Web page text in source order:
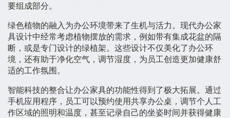
要组成部分。
绿色植物的融入为办公环境带来了生机与活力。现代办公家
具设计中经常考虑植物摆放的需求，例如带有集成花盆的隔
断，或是专门设计的绿植架。这些设计不仅美化了办公环
境，还有助于净化空气，调节湿度，为员工创造更加健康舒
适的工作氛围。
智能科技的整合让办公家具的功能性得到了极大拓展。通过
手机应用程序，员工可以预约使用共享办公桌，调节个人工
作区域的照明和温度，甚至记录自己的坐姿时间并获得健康